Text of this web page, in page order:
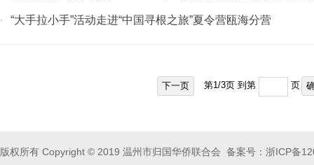
· “大手拉小手”活动走进“中国寻根之旅”夏令营瓯海分营
下一页 第1/3页 到第 页
版权所有 Copyright © 2019 温州市归国华侨联合会 备案号： 浙ICP备